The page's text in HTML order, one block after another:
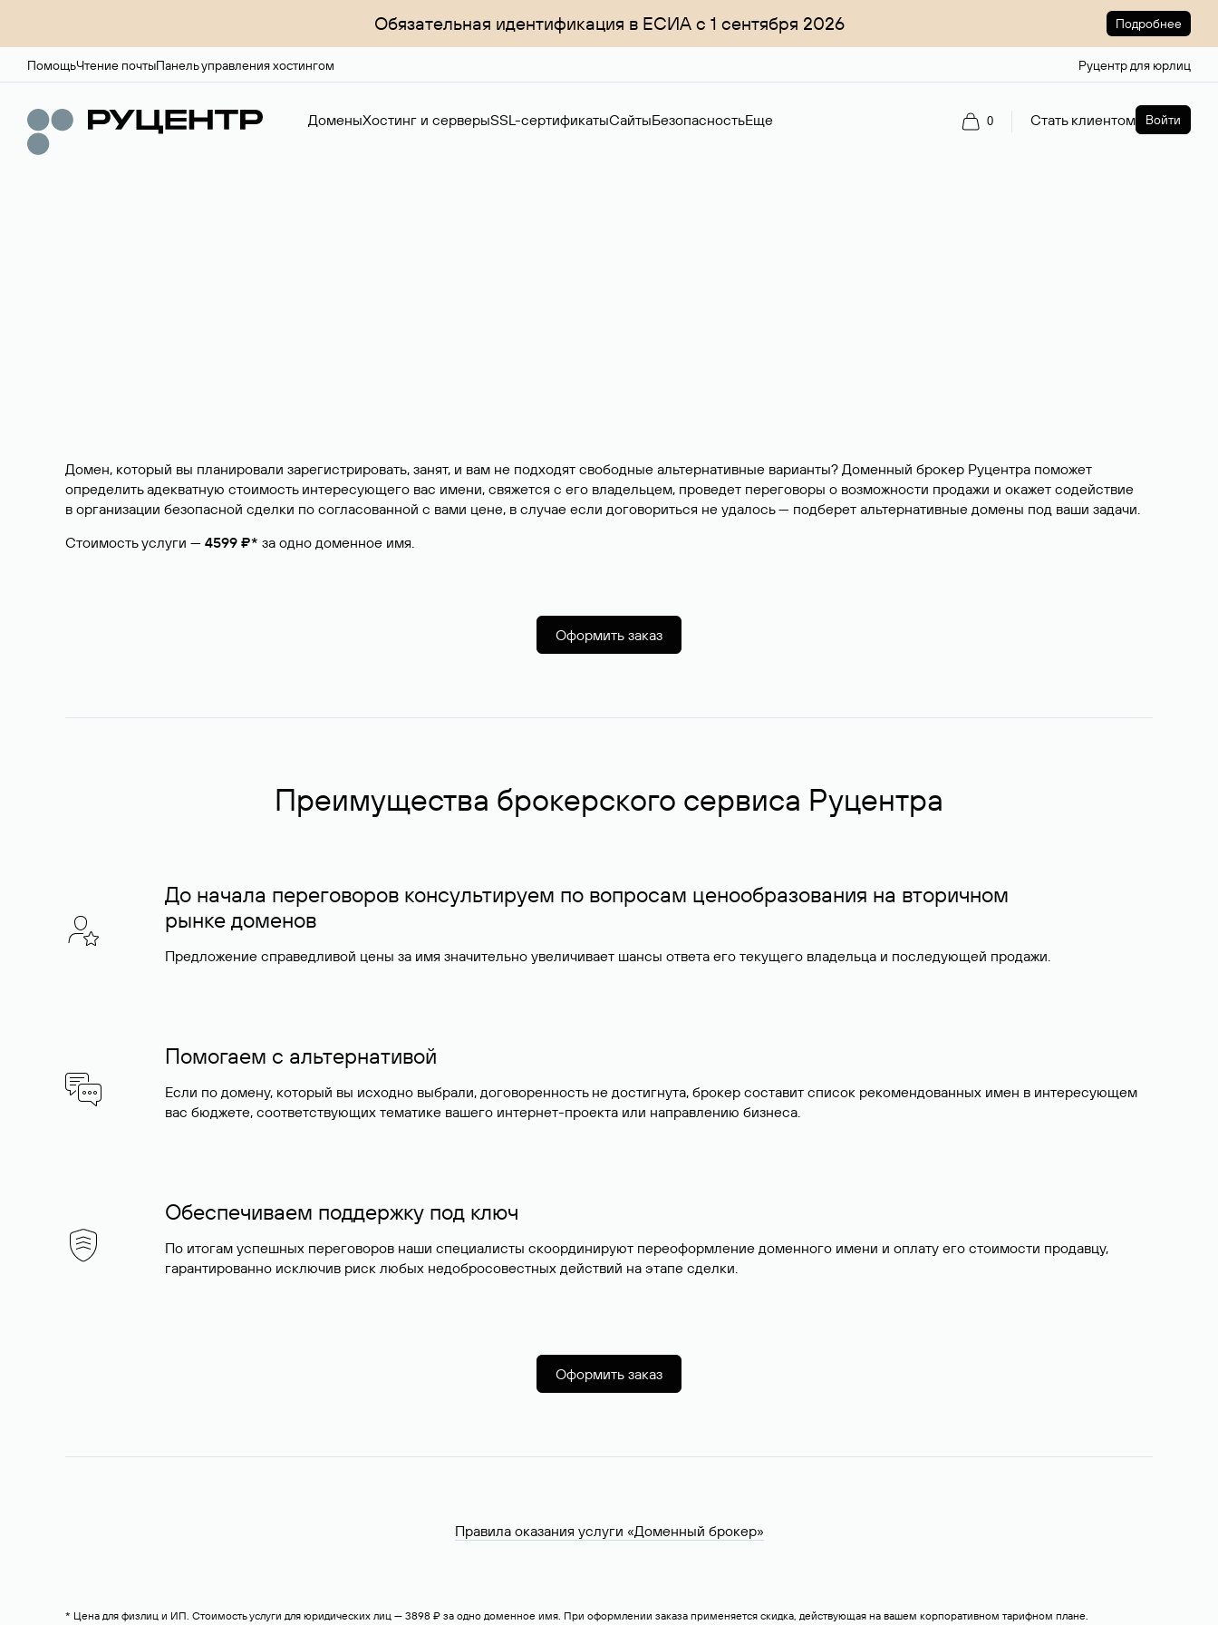
Обязательная идентификация в ЕСИА с 1 сентября 2026 Подробнее
ПомощьЧтение почтыПанель управления хостингом Руцентр для юрлиц
ДоменыХостинг и серверыSSL-сертификатыСайтыБезопасностьЕще 0 Стать клиентом Войти
Домен, который вы планировали зарегистрировать, занят, и вам не подходят свободные альтернативные варианты? Доменный брокер Руцентра поможет
определить адекватную стоимость интересующего вас имени, свяжется с его владельцем, проведет переговоры о возможности продажи и окажет содействие
в организации безопасной сделки по согласованной с вами цене, в случае если договориться не удалось — подберет альтернативные домены под ваши задачи.
Стоимость услуги — 4599 ₽* за одно доменное имя.
Оформить заказ
Преимущества брокерского сервиса Руцентра
До начала переговоров консультируем по вопросам ценообразования на вторичном
рынке доменов
Предложение справедливой цены за имя значительно увеличивает шансы ответа его текущего владельца и последующей продажи.
Помогаем с альтернативой
Если по домену, который вы исходно выбрали, договоренность не достигнута, брокер составит список рекомендованных имен в интересующем
вас бюджете, соответствующих тематике вашего интернет-проекта или направлению бизнеса.
Обеспечиваем поддержку под ключ
По итогам успешных переговоров наши специалисты скоординируют переоформление доменного имени и оплату его стоимости продавцу,
гарантированно исключив риск любых недобросовестных действий на этапе сделки.
Оформить заказ
Правила оказания услуги «Доменный брокер»
* Цена для физлиц и ИП. Стоимость услуги для юридических лиц — 3898 ₽ за одно доменное имя. При оформлении заказа применяется скидка, действующая на вашем корпоративном тарифном плане.